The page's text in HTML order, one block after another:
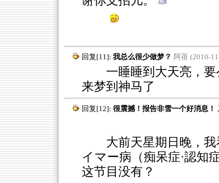
回复[11]: 我总么很少做梦？ 阿蓓 (2010-
一睡睡到大天亮，要
来梦到神马了
回复[12]: 很震撼！报告非雪一个好消息！
大前天星期日晚，
イマー病（痴呆症·認知
这节目没有？